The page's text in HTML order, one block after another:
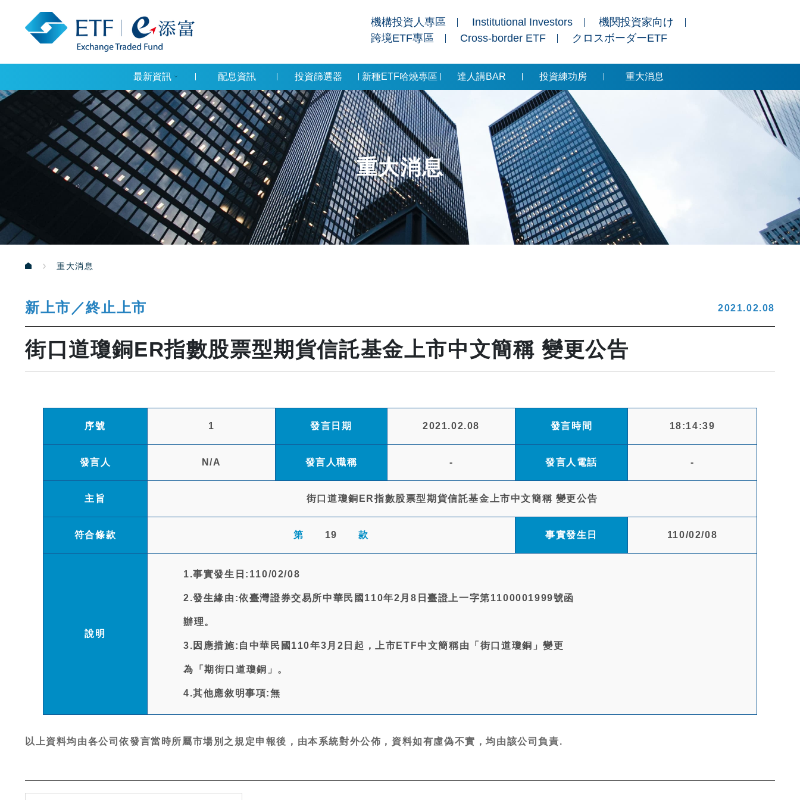
機構投資人專區 Institutional Investors
機関投資家向け
跨境ETF專區
Cross-border ETF クロスボーダーETF
最新資訊 配息資訊 投資篩選器 新種ETF哈燒專區 達人講BAR 投資練功房 重大消息
重大消息
重大消息
新上市／終止上市 2021.02.08
街口道瓊銅ER指數股票型期貨信託基金上市中文簡稱 變更公告
序號 1 發言日期 2021.02.08 發言時間 18:14:39
發言人 N/A 發言人職稱 - 發言人電話 -
主旨 街口道瓊銅ER指數股票型期貨信託基金上市中文簡稱 變更公告
符合條款 第 19 款 事實發生日 110/02/08
說明
1.事實發生日:110/02/08
2.發生緣由:依臺灣證券交易所中華民國110年2月8日臺證上一字第1100001999號函
辦理。
3.因應措施:自中華民國110年3月2日起，上市ETF中文簡稱由「街口道瓊銅」變更
為「期街口道瓊銅」。
4.其他應敘明事項:無
以上資料均由各公司依發言當時所屬市場別之規定申報後，由本系統對外公佈，資料如有虛偽不實，均由該公司負責.